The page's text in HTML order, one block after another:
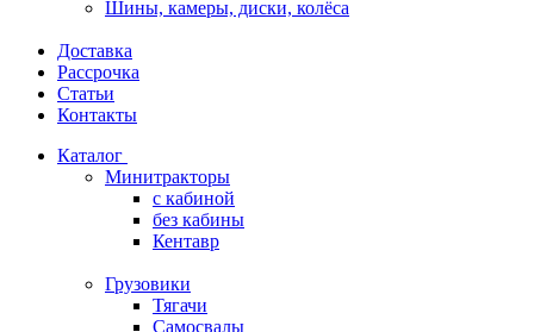
Шины, камеры, диски, колёса
Доставка
Рассрочка
Статьи
Контакты
Каталог
Минитракторы
c кабиной
без кабины
Кентавр
Грузовики
Тягачи
Самосвалы